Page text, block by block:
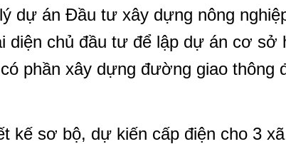
dự án Đầu tư xây dựng nông
diện chủ đầu tư để lập dự án cơ sở
phần xây dựng đường giao thông
kế sơ bộ, dự kiến cấp điện cho 3